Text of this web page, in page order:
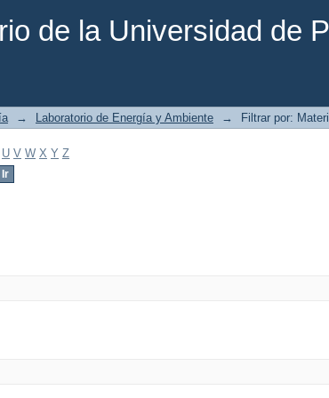
de la Universidad de
→ Laboratorio de Energía y Ambiente → Filtrar por:
U V W X Y Z